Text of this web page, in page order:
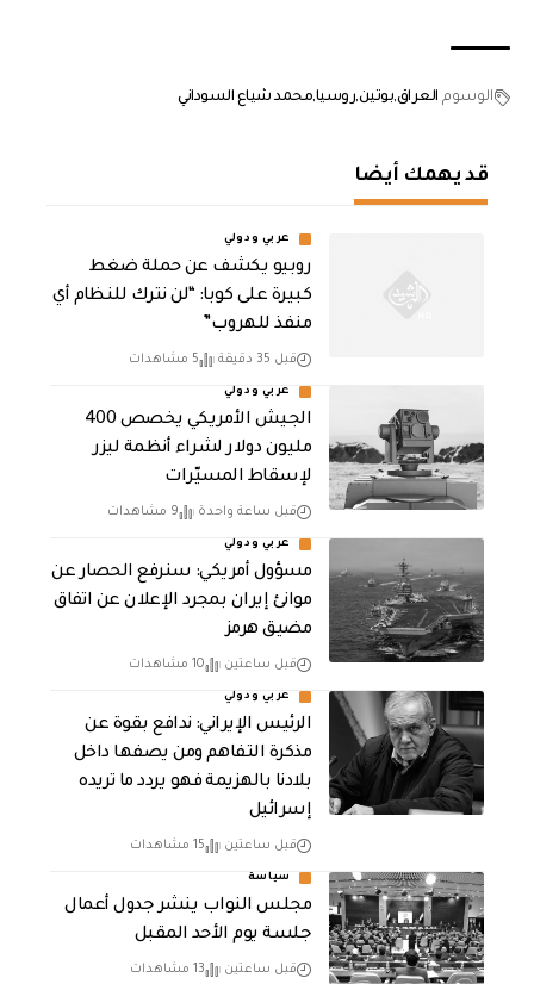
الوسوم العراقبوتينروسيامحمد شياع السوداني
قد يهمك أيضا
عربي ودولي
روبيو يكشف عن حملة ضغط
كبيرة على كوبا: “لن نترك للنظام أي
منفذ للهروب”
قبل 35 دقيقة 5 مشاهدات
عربي ودولي
الجيش الأمريكي يخصص 400
مليون دولار لشراء أنظمة ليزر
لإسقاط المسيّرات
قبل ساعة واحدة 9 مشاهدات
عربي ودولي
مسؤول أمريكي: سنرفع الحصار عن
موانئ إيران بمجرد الإعلان عن اتفاق
مضيق هرمز
قبل ساعتين 10 مشاهدات
عربي ودولي
الرئيس الإيراني: ندافع بقوة عن
مذكرة التفاهم ومن يصفها داخل
بلادنا بالهزيمة فهو يردد ما تريده
إسرائيل
قبل ساعتين 15 مشاهدات
سياسة
مجلس النواب ينشر جدول أعمال
جلسة يوم الأحد المقبل
قبل ساعتين 13 مشاهدات